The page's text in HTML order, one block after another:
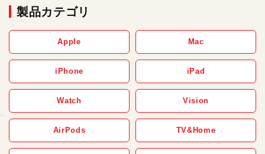
製品カテゴリ
Apple Mac
iPhone iPad
Watch Vision
AirPods TV&Home